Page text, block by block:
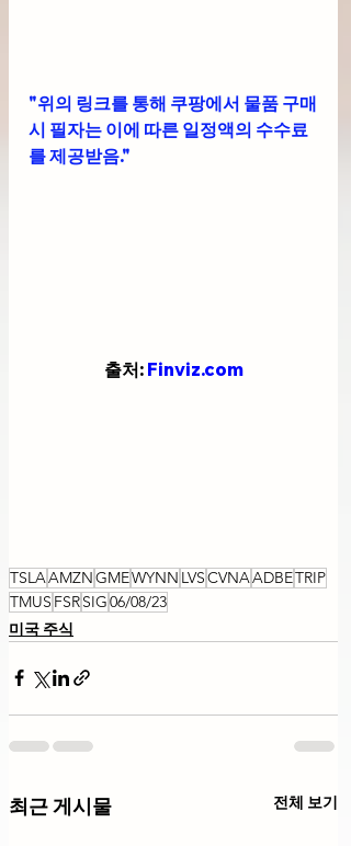
"위의 링크를 통해 쿠팡에서 물품 구매
시 필자는 이에 따른 일정액의 수수료
를 제공받음."
출처: Finviz.com
TSLAAMZNGMEWYNN LVSCVNAADBETRIP
TMUS FSRSIG06/08/23
미국 주식
최근 게시물 전체 보기